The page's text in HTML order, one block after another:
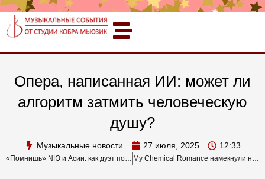
Опера, написанная ИИ: может ли
алгоритм затмить человеческую
душу?
Музыкальные новости 27 июля, 2025 12:33
«Помнишь» NЮ и Асии: как дуэт поколений создал главную ностальгическую песню 2025 года My Chemical Romance намекнули на тур в Великобританию: «ядерная зима» уже в пути?